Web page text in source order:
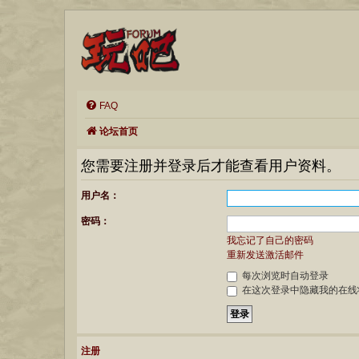
FAQ
论坛首页
您需要注册并登录后才能查看用户资料。
用户名：
密码：
我忘记了自己的密码
重新发送激活邮件
每次浏览时自动登录
在这次登录中隐藏我的在线
注册